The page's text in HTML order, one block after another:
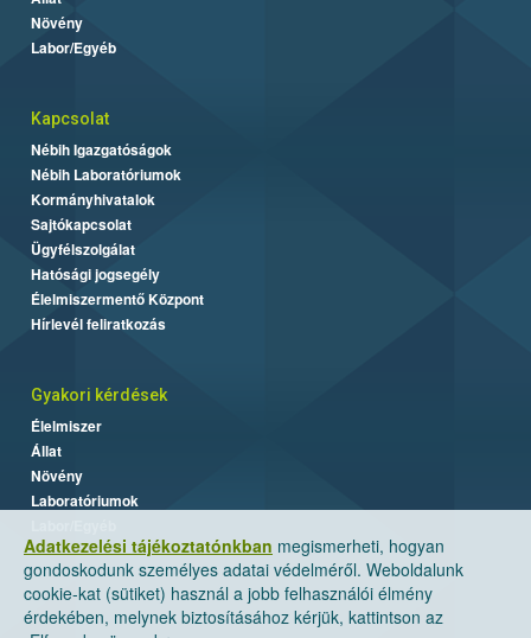
Adatkezelési tájékoztatónkban megismerheti, hogyan
gondoskodunk személyes adatai védelméről. Weboldalunk
cookie-kat (sütiket) használ a jobb felhasználói élmény
érdekében, melynek biztosításához kérjük, kattintson az
Növény
Labor/Egyéb
Kapcsolat
Nébih Igazgatóságok
Nébih Laboratóriumok
Kormányhivatalok
Sajtókapcsolat
Ügyfélszolgálat
Hatósági jogsegély
Élelmiszermentő Központ
Hírlevél feliratkozás
Gyakori kérdések
Élelmiszer
Állat
Növény
Laboratóriumok